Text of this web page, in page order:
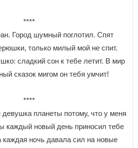
****
Город шумный поглотил. Спят
только милый мой не спит.
сладкий сон к тебе летит. В мир
сказок мигом он тебя умчит!
****
планеты потому, что у меня
каждый новый день приносил тебе
каждая ночь давала сил на новые